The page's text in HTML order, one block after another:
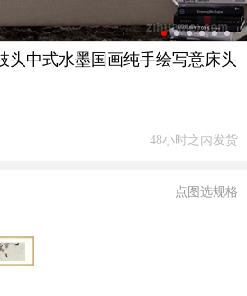
头中式水墨国画纯手绘写意床头
48小时之内发货
点图选规格